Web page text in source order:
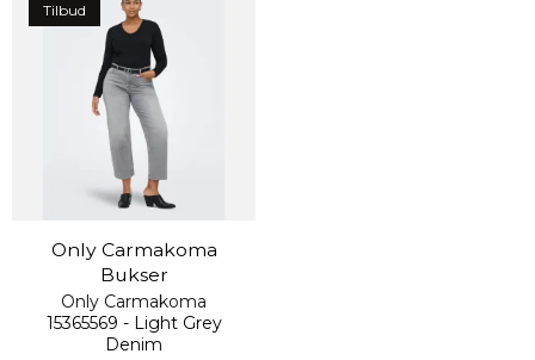
Tilbud
Only Carmakoma
Bukser
Only Carmakoma
15365569 - Light Grey
Denim